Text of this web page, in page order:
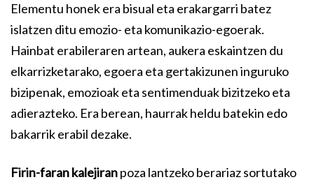
Elementu honek era bisual eta erakargarri batez
islatzen ditu emozio- eta komunikazio-egoerak.
Hainbat erabileraren artean, aukera eskaintzen du
elkarrizketarako, egoera eta gertakizunen inguruko
bizipenak, emozioak eta sentimenduak bizitzeko eta
adierazteko. Era berean, haurrak heldu batekin edo
bakarrik erabil dezake.
Firin-faran kalejiranpoza lantzeko berariaz sortutako